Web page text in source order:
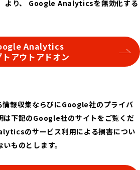
より、 Google Analyticsを無効化する
Analytics
トアウトアドオン
報収集ならびにGoogle社のプライバ
は下記のGoogle社のサイトをご覧くだ
のサービス利用による損害につい
ものとします。